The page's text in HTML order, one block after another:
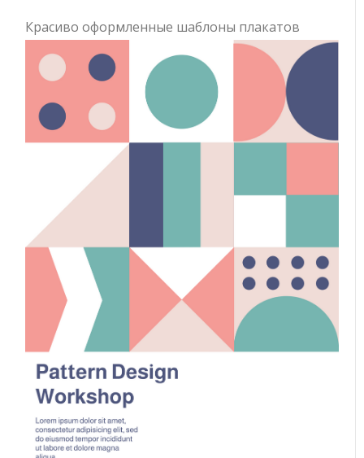
Красиво оформленные шаблоны плакатов